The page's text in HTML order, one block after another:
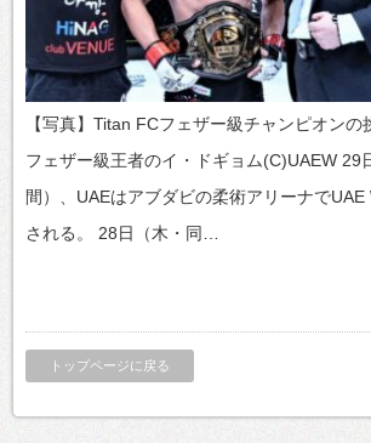
【写真】Titan FCフェザー級チャンピオンの
フェザー級王者のイ・ドギョム(C)UAEW 29
間）、UAEはアブダビの柔術アリーナで
される。 28日（木・同…
トップページに戻る